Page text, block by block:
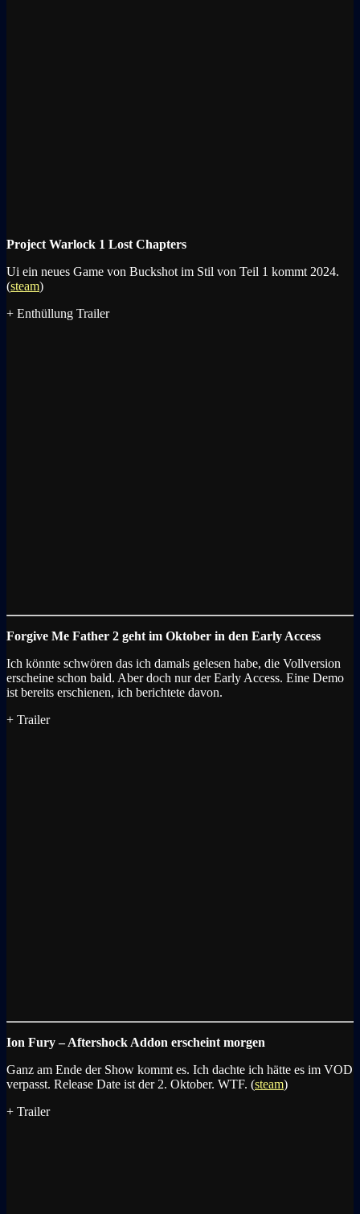
Project Warlock 1 Lost Chapters
Ui ein neues Game von Buckshot im Stil von Teil 1 kommt 2024.
(steam)
+ Enthüllung Trailer
Forgive Me Father 2 geht im Oktober in den Early Access
Ich könnte schwören das ich damals gelesen habe, die Vollversion
erscheine schon bald. Aber doch nur der Early Access. Eine Demo
ist bereits erschienen, ich berichtete davon.
+ Trailer
Ion Fury – Aftershock Addon erscheint morgen
Ganz am Ende der Show kommt es. Ich dachte ich hätte es im VOD
verpasst. Release Date ist der 2. Oktober. WTF. (steam)
+ Trailer